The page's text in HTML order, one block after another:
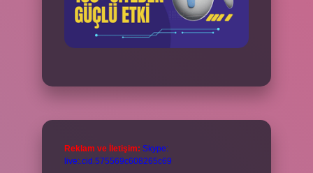
Reklam ve İletişim: Skype:
live:.cid.575569c608265c69